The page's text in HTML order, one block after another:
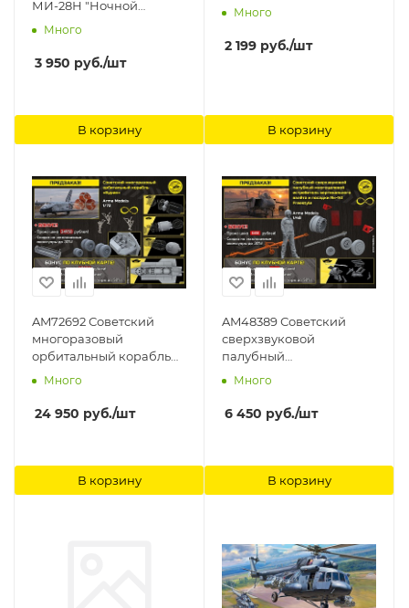
МИ-28Н "Ночной
Охотник" Arma Models,
Много
3 950 руб./шт
В корзину
Много
2 199 руб./шт
В корзину
AM72692 Советский
многоразовый
орбитальный корабль
"Буран", 1/72 Arma
Много
24 950 руб./шт
В корзину
AM48389 Советский
сверхзвуковой
палубный
многоцелевой
вертикального взлёта и
посадки Як-141 Freestyle
Много
6 450 руб./шт
В корзину